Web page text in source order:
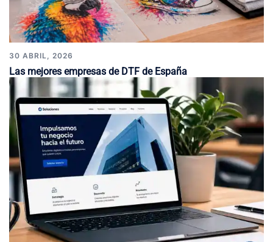
30 ABRIL, 2026
Las mejores empresas de DTF de España